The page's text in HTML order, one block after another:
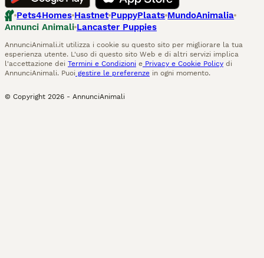
Pets4Homes Hastnet PuppyPlaats MundoAnimalia
Annunci Animali Lancaster Puppies
AnnunciAnimali.it utilizza i cookie su questo sito per migliorare la tua
esperienza utente. L'uso di questo sito Web e di altri servizi implica
l'accettazione dei Termini e Condizioni e Privacy e Cookie Policy di
AnnunciAnimali. Puoi gestire le preferenze in ogni momento.
© Copyright 2026 - AnnunciAnimali